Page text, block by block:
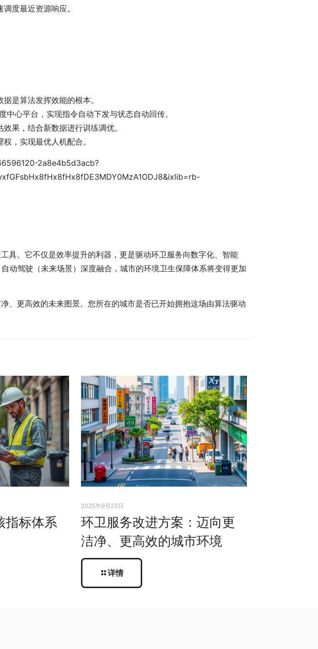
度最近资源响应。
是算法发挥效能的根本。
心平台，实现指令自动下发与状态自动回传。
果，结合新数据进行训练调优。
，实现最优人机配合。
2a8e4b5d3acb?
具。它不仅是效率提升的利器，更是驱动环卫服务向数字化、智能
动驾驶（未来场景）深度融合，城市的环境卫生保障体系将变得更加
、更高效的未来图景。您所在的城市是否已开始拥抱这场由算法驱动
指标体系
2025年9月23日
环卫服务改进方案：迈向更
洁净、更高效的城市环境
详情